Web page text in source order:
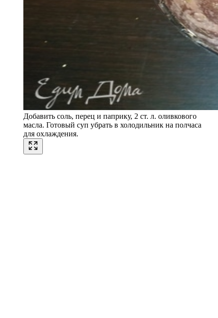
Добавить соль, перец и паприку, 2 ст. л. оливкового
масла. Готовый суп убрать в холодильник на полчаса
для охлаждения.